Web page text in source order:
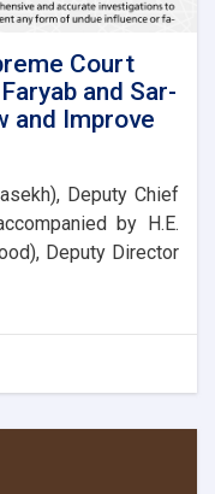
Court
and Sar-
and Improve
Deputy Chief
by H.E.
Deputy Director